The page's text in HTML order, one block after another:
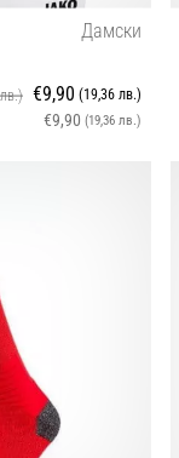
Дамски
€9,90 (19,36 лв.)
€9,90 (19,36 лв.)